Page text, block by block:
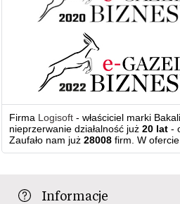
Firma Logisoft - właściciel marki
nieprzerwanie działalność już20 lat -
Zaufało nam już28008 firm. W
Informacje